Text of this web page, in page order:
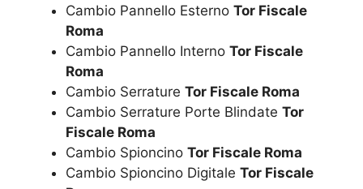
Cambio Pannello Esterno Tor Fiscale
Roma
Cambio Pannello Interno Tor Fiscale
Roma
Cambio Serrature Tor Fiscale Roma
Cambio Serrature Porte Blindate Tor
Fiscale Roma
Cambio Spioncino Tor Fiscale Roma
Cambio Spioncino Digitale Tor Fiscale